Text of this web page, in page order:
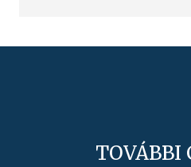
TOVÁBBI